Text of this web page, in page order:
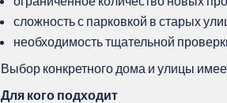
сложность с парковкой в старых
необходимость тщательной
Выбор конкретного дома и улицы
Для кого подходит